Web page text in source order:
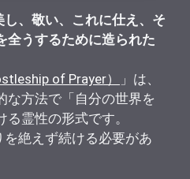
し、敬い、これに仕え、そ
全うするために造られた
of Prayer）
」は、
な方法で「自分の世界を
霊性の形式です。
絶えず続ける必要があ